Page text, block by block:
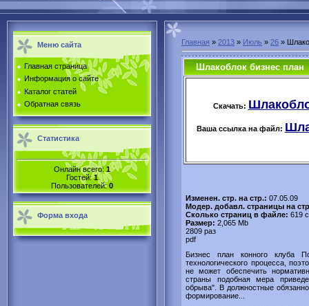
Меню сайта
Главная страница
Информация о сайте
Каталог статей
Обратная связь
Статистика
Онлайн всего: 1
Гостей:1
Пользователей:0
Форма входа
Главная » 2013 » Июль » 26 »
Шлакоблок бизнес план
Скачать:
Ваша ссылка на файл:
Изменен. стр. на стр.: 07.05.09
Модер. добавл. страницы на
Сколько страниц в файле: 619
Размер: 2,065 Mb
2809 раз
pdf
Бизнес план конного клуба
технологического процесса,
не может обеспечить
страны подобная мера
обрыва". В должностные
формирование...